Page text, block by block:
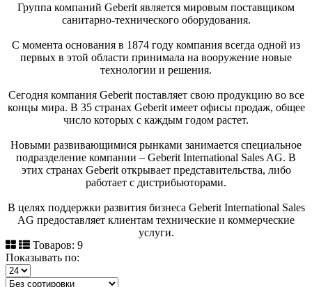
Группа компаний Geberit является мировым поставщиком
санитарно-технического оборудования.
С момента основания в 1874 году компания всегда одной из
первых в этой области принимала на вооружение новые
технологии и решения.
Сегодня компания Geberit поставляет свою продукцию во все
концы мира. В 35 странах Geberit имеет офисы продаж, общее
число которых с каждым годом растет.
Новыми развивающимися рынками занимается специальное
подразделение компании – Geberit International Sales AG. В
этих странах Geberit открывает представительства, либо
работает с дистрибьюторами.
В целях поддержки развития бизнеса Geberit International Sales
AG предоставляет клиентам технические и коммерческие
услуги.
Товаров: 9
Показывать по: